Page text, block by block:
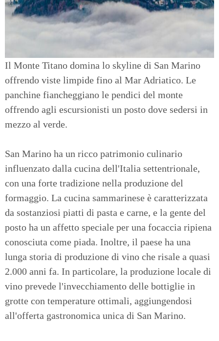
Il Monte Titano domina lo skyline di San Marino
offrendo viste limpide fino al Mar Adriatico. Le
panchine fiancheggiano le pendici del monte
offrendo agli escursionisti un posto dove sedersi in
mezzo al verde.
San Marino ha un ricco patrimonio culinario
influenzato dalla cucina dell'Italia settentrionale,
con una forte tradizione nella produzione del
formaggio. La cucina sammarinese è caratterizzata
da sostanziosi piatti di pasta e carne, e la gente del
posto ha un affetto speciale per una focaccia ripiena
conosciuta come piada. Inoltre, il paese ha una
lunga storia di produzione di vino che risale a quasi
2.000 anni fa. In particolare, la produzione locale di
vino prevede l'invecchiamento delle bottiglie in
grotte con temperature ottimali, aggiungendosi
all'offerta gastronomica unica di San Marino.